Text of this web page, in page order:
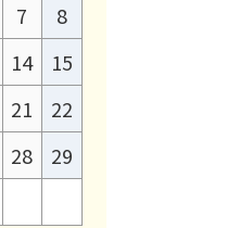
7
8
14
15
21
22
28
29